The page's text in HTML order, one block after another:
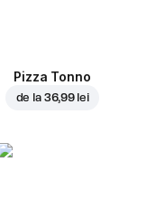
Pizza Tonno
de la 36,99 lei